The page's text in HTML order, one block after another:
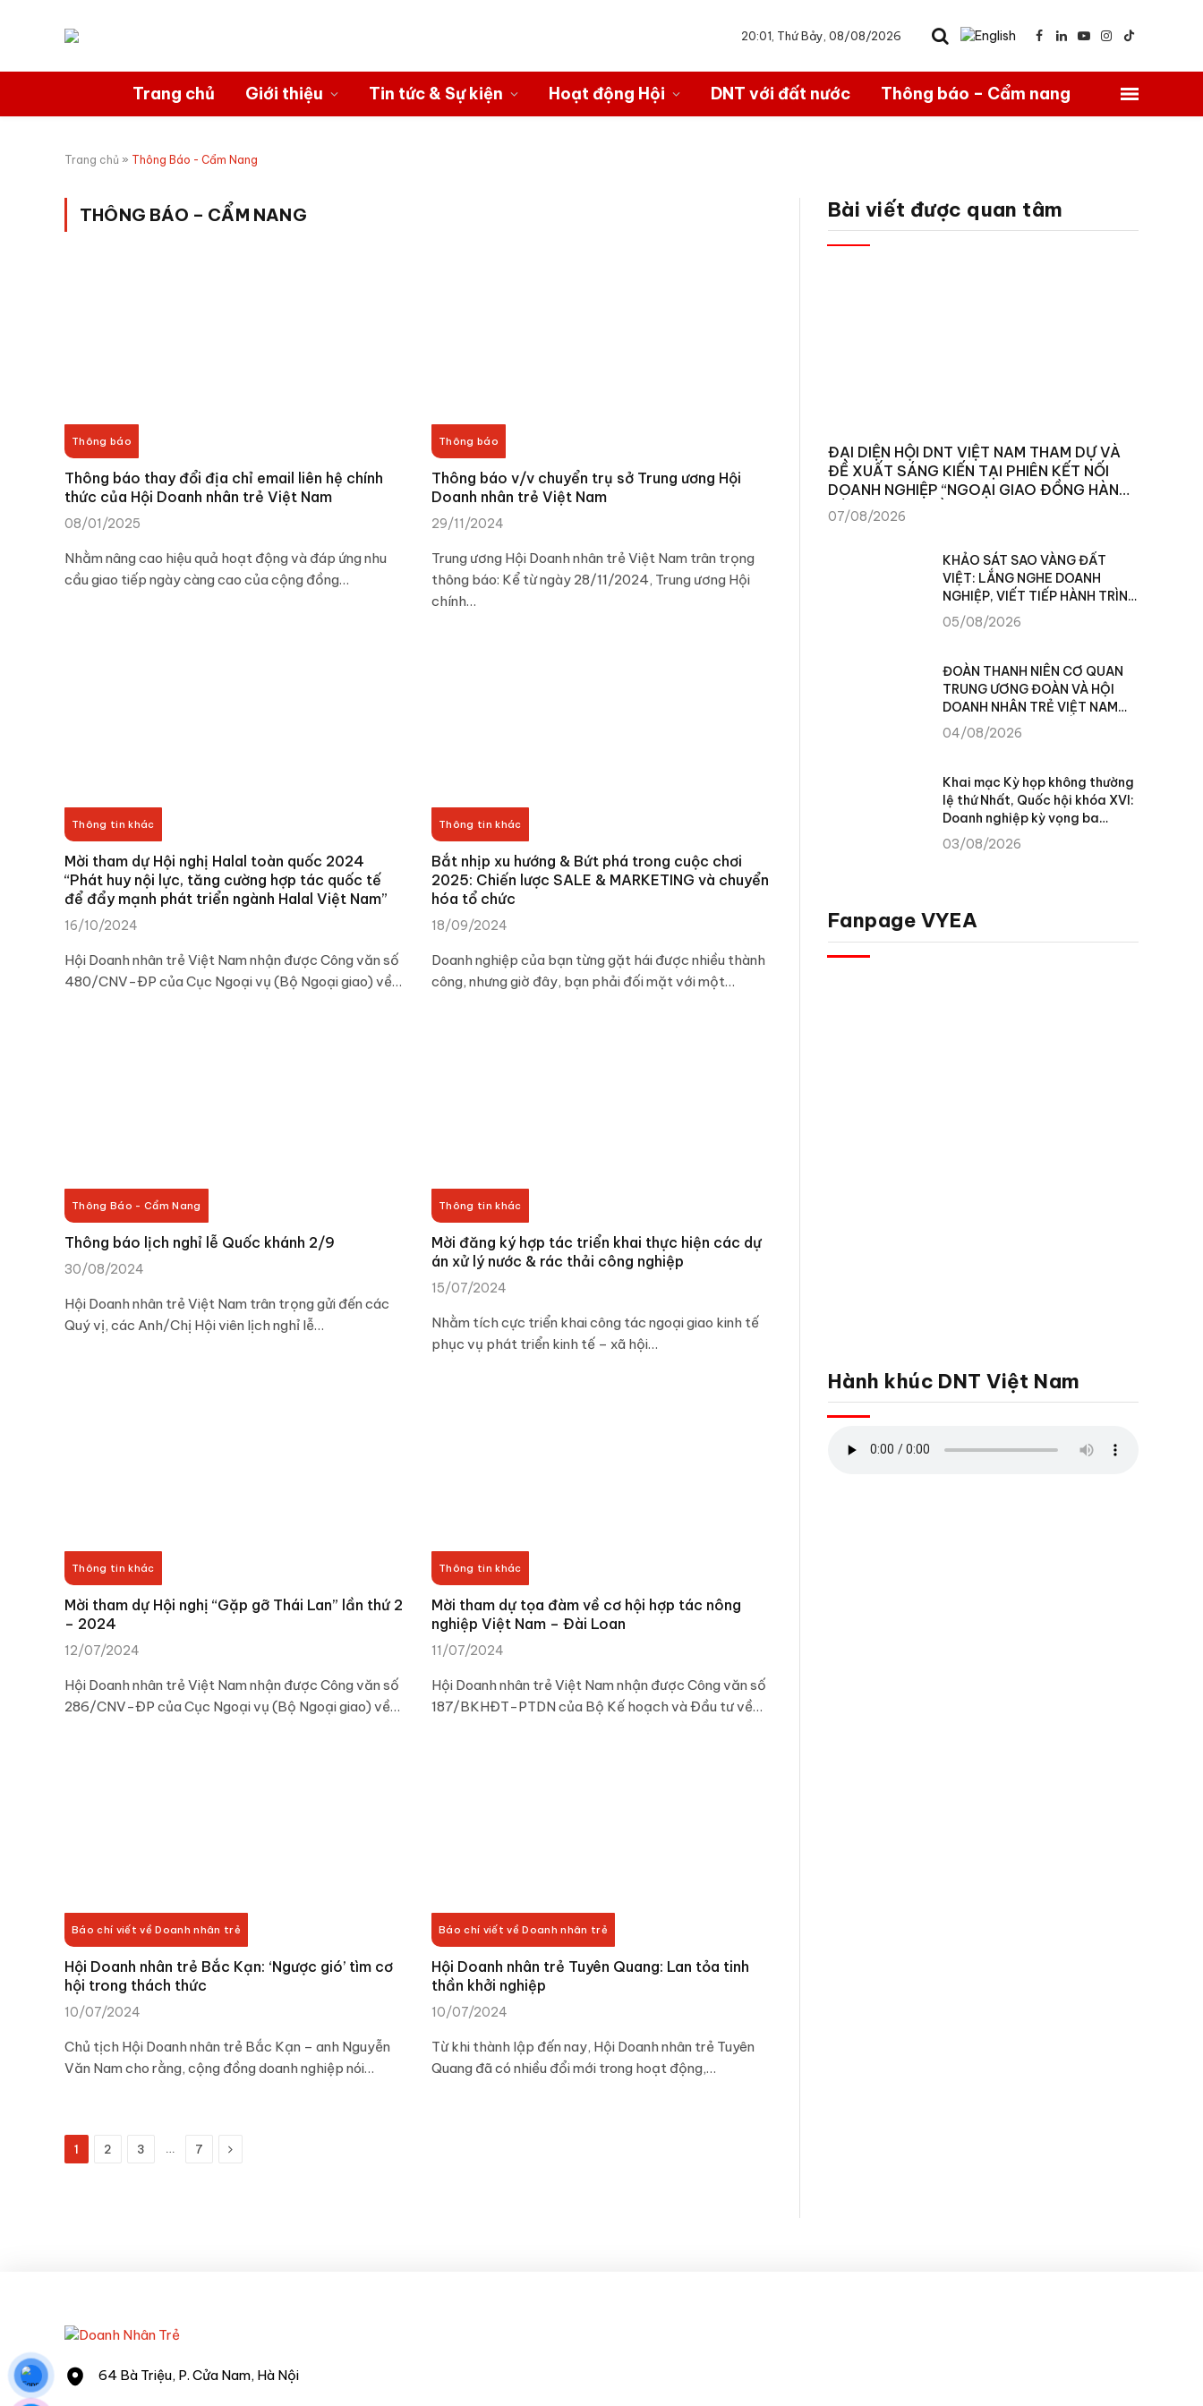
20:01, Thứ Bảy, 08/08/2026 Facebook
LinkedInYouTube
Instagram
TikTok
Trang chủ Giới thiệu Tin tức & Sự kiện Hoạt động Hội DNT với đất nước Thông báo – Cẩm nang
Trang chủ » Thông Báo - Cẩm Nang
THÔNG BÁO – CẨM NANG
Thông báo
Thông báo thay đổi địa chỉ email liên hệ chính
thức của Hội Doanh nhân trẻ Việt Nam
08/01/2025
Nhằm nâng cao hiệu quả hoạt động và đáp ứng nhu
cầu giao tiếp ngày càng cao của cộng đồng…
Thông báo
Thông báo v/v chuyển trụ sở Trung ương Hội
Doanh nhân trẻ Việt Nam
29/11/2024
Trung ương Hội Doanh nhân trẻ Việt Nam trân trọng
thông báo: Kể từ ngày 28/11/2024, Trung ương Hội
chính…
Thông tin khác
Mời tham dự Hội nghị Halal toàn quốc 2024
“Phát huy nội lực, tăng cường hợp tác quốc tế
để đẩy mạnh phát triển ngành Halal Việt Nam”
16/10/2024
Hội Doanh nhân trẻ Việt Nam nhận được Công văn số
480/CNV-ĐP của Cục Ngoại vụ (Bộ Ngoại giao) về…
Thông tin khác
Bắt nhịp xu hướng & Bứt phá trong cuộc chơi
2025: Chiến lược SALE & MARKETING và chuyển
hóa tổ chức
18/09/2024
Doanh nghiệp của bạn từng gặt hái được nhiều thành
công, nhưng giờ đây, bạn phải đối mặt với một…
Thông Báo - Cẩm Nang
Thông báo lịch nghỉ lễ Quốc khánh 2/9
30/08/2024
Hội Doanh nhân trẻ Việt Nam trân trọng gửi đến các
Quý vị, các Anh/Chị Hội viên lịch nghỉ lễ…
Thông tin khác
Mời đăng ký hợp tác triển khai thực hiện các dự
án xử lý nước & rác thải công nghiệp
15/07/2024
Nhằm tích cực triển khai công tác ngoại giao kinh tế
phục vụ phát triển kinh tế – xã hội…
Thông tin khác
Mời tham dự Hội nghị “Gặp gỡ Thái Lan” lần thứ 2
– 2024
12/07/2024
Hội Doanh nhân trẻ Việt Nam nhận được Công văn số
286/CNV-ĐP của Cục Ngoại vụ (Bộ Ngoại giao) về…
Thông tin khác
Mời tham dự tọa đàm về cơ hội hợp tác nông
nghiệp Việt Nam – Đài Loan
11/07/2024
Hội Doanh nhân trẻ Việt Nam nhận được Công văn số
187/BKHĐT-PTDN của Bộ Kế hoạch và Đầu tư về…
Báo chí viết về Doanh nhân trẻ
Hội Doanh nhân trẻ Bắc Kạn: ‘Ngược gió’ tìm cơ
hội trong thách thức
10/07/2024
Chủ tịch Hội Doanh nhân trẻ Bắc Kạn – anh Nguyễn
Văn Nam cho rằng, cộng đồng doanh nghiệp nói…
Báo chí viết về Doanh nhân trẻ
Hội Doanh nhân trẻ Tuyên Quang: Lan tỏa tinh
thần khởi nghiệp
10/07/2024
Từ khi thành lập đến nay, Hội Doanh nhân trẻ Tuyên
Quang đã có nhiều đổi mới trong hoạt động,…
1 2 3 … 7 Next
Bài viết được quan tâm
ĐẠI DIỆN HỘI DNT VIỆT NAM THAM DỰ VÀ
ĐỀ XUẤT SÁNG KIẾN TẠI PHIÊN KẾT NỐI
DOANH NGHIỆP “NGOẠI GIAO ĐỒNG HÀNH
CÙNG CỘNG ĐỒNG DOANH NGHIỆP”
07/08/2026
KHẢO SÁT SAO VÀNG ĐẤT
VIỆT: LẮNG NGHE DOANH
NGHIỆP, VIẾT TIẾP HÀNH TRÌNH
XÂY DỰNG THƯƠNG HIỆU VIỆT
05/08/2026
ĐOÀN THANH NIÊN CƠ QUAN
TRUNG ƯƠNG ĐOÀN VÀ HỘI
DOANH NHÂN TRẺ VIỆT NAM
TRAO TẶNG 100 SUẤT QUÀ
CHO NHÂN DÂN XÃ TÙNG VÀI
04/08/2026
Khai mạc Kỳ họp không thường
lệ thứ Nhất, Quốc hội khóa XVI:
Doanh nghiệp kỳ vọng ba
chuyển biến để khơi thông
nguồn lực phát triển
03/08/2026
Fanpage VYEA
Hành khúc DNT Việt Nam
64 Bà Triệu, P. Cửa Nam, Hà Nội